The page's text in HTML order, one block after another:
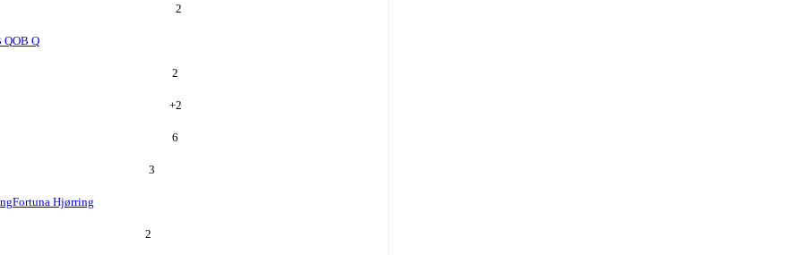
2
QOB Q
2
+2
6
3
Fortuna Hjørring
2